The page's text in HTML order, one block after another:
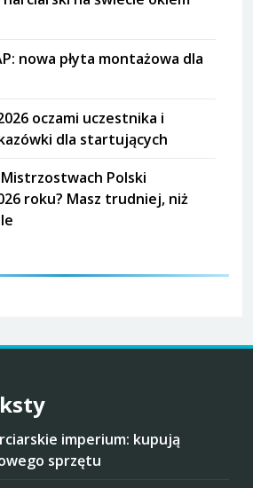
nowa płyta montażowa dla
oczami uczestnika i
dla startujących
Polski
roku? Masz trudniej, niż
imperium: kupują
sprzętu